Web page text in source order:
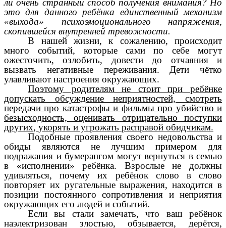
ли очень странный способ получения внимания? Но
это для данного ребёнка единственный механизм
«выхода» психоэмоционального напряжения,
скопившейся внутренней тревожности.
В нашей жизни, к сожалению, происходит
много событий, которые сами по себе могут
ожесточить, озлобить, довести до отчаяния и
вызвать негативные переживания. Дети чётко
улавливают настроения окружающих.
Поэтому родителям не стоит при ребёнке
допускать обсуждение неприятностей, смотреть
передачи про катастрофы и фильмы про убийство и
безысходность, оценивать отрицательно поступки
других, укорять и угрожать расправой обидчикам.
Подобные проявления своего недовольства и
обиды являются не лучшим примером для
подражания и бумерангом могут вернуться в семью
в «исполнении» ребёнка. Взрослые не должны
удивляться, почему их ребёнок слово в слово
повторяет их ругательные выражения, находится в
позиции постоянного сопротивления и неприятия
окружающих его людей и событий.
Если вы стали замечать, что ваш ребёнок
наэлектризован злостью, обзывается, дерётся,